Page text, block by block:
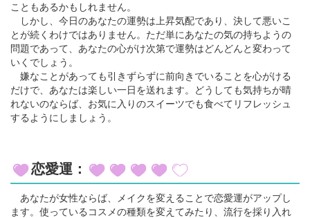
こともあるかもしれません。
しかし、今日のあなたの運勢は上昇気配であり、決して悪いこ
とが続くわけではありません。ただ単にあなたの気の持ちようの
問題であって、あなたの心がけ次第で運勢はどんどんと変わって
いくでしょう。
嫌なことがあっても引きずらずに前向きでいることを心がける
だけで、あなたは楽しい一日を送れます。どうしても気持ちが晴
れないのならば、お気に入りのスイーツでも食べてリフレッシュ
するようにしましょう。
恋愛運：
あなたが女性ならば、メイクを変えることで恋愛運がアップし
ます。使っているコスメの種類を変えてみたり、流行を採り入れ